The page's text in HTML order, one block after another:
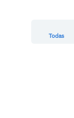
Todas